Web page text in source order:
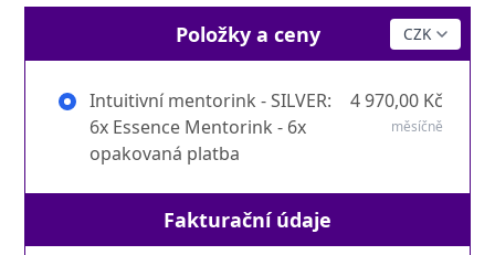
Položky a ceny
Intuitivní mentorink - SILVER:
6x Essence Mentorink - 6x
opakovaná platba
4 970,00 Kč
měsíčně
Fakturační údaje